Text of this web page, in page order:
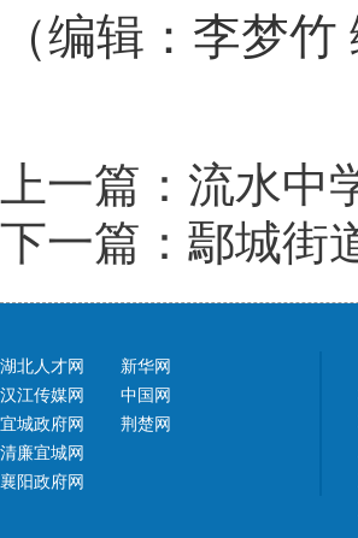
（编辑：李梦
上一篇：流水中
下一篇：鄢城街
湖北人才网
汉江传媒网
宜城政府网
清廉宜城网
襄阳政府网
新华网
中国网
荆楚网